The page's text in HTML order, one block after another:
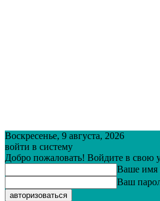
Воскресенье, 9 августа, 2026
войти в систему
Добро пожаловать! Войдите в свою
Ваше имя
Ваш